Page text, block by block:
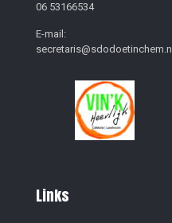
06 53166534
E-mail:
secretaris@sdodoetinchem.nl
Links